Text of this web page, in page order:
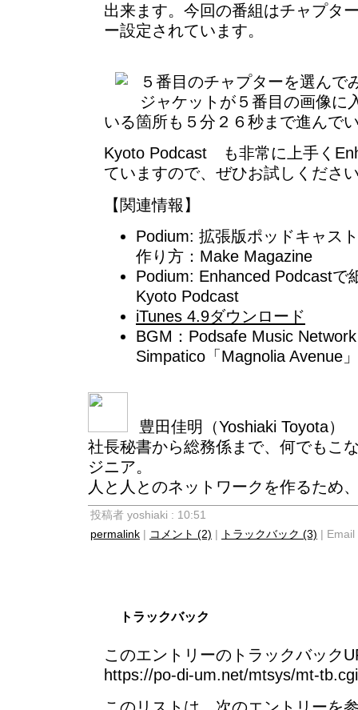
出来ます。今回の番組はチャプタ
ー設定されています。
５番目のチャプターを選んで
ジャケットが５番目の画像に
いる箇所も５分２６秒まで進んで
Kyoto Podcast も非常に上手く
ていますので、ぜひお試しくださ
【関連情報】
Podium: 拡張版ポッドキャス
作り方：Make Magazine
Podium: Enhanced Podcastで
Kyoto Podcast
iTunes 4.9ダウンロード
BGM：Podsafe Music
Simpatico「Magnolia Avenue」
豊田佳明（Yoshiaki Toyota）
社長秘書から総務係まで、何でもこ
ジニア。
人と人とのネットワークを作るため
投稿者 yoshiaki : 10:51
permalink | コメント (2) | トラックバック (3) |
トラックバック
このエントリーのトラックバック
https://po-di-um.net/mtsys/mt-